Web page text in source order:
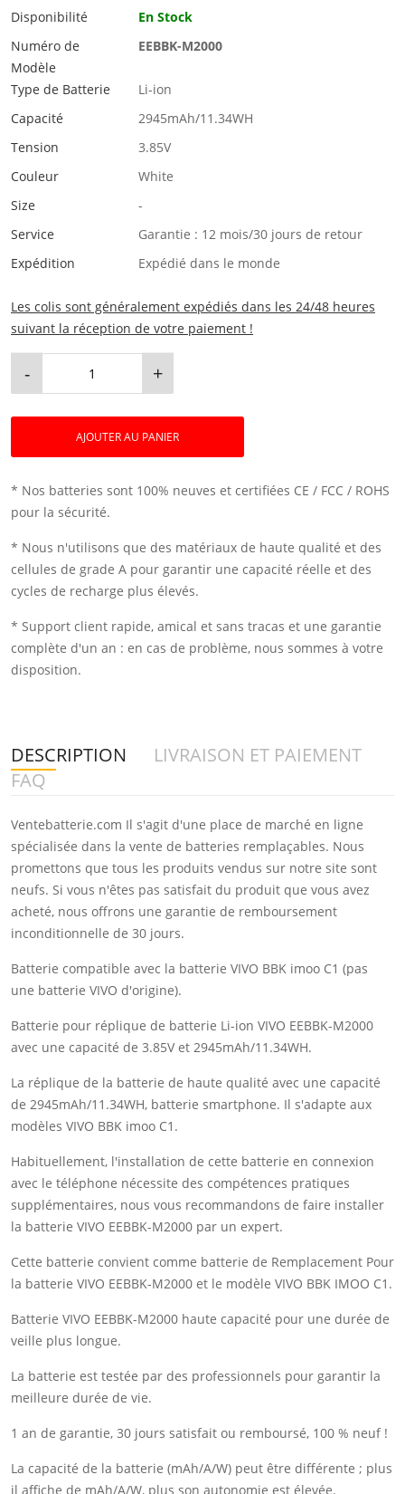
Disponibilité
En Stock
Numéro de
Modèle
EEBBK-M2000
Type de Batterie
Li-ion
Capacité
2945mAh/11.34WH
Tension
3.85V
Couleur
White
Size
-
Service
Garantie : 12 mois/30 jours de retour
Expédition
Expédié dans le monde
Les colis sont généralement expédiés dans les 24/48 heures
suivant la réception de votre paiement !
- +
AJOUTER AU PANIER
* Nos batteries sont 100% neuves et certifiées CE / FCC / ROHS
pour la sécurité.
* Nous n'utilisons que des matériaux de haute qualité et des
cellules de grade A pour garantir une capacité réelle et des
cycles de recharge plus élevés.
* Support client rapide, amical et sans tracas et une garantie
complète d'un an : en cas de problème, nous sommes à votre
disposition.
DESCRIPTION
LIVRAISON ET PAIEMENT
FAQ
Ventebatterie.com Il s'agit d'une place de marché en ligne
spécialisée dans la vente de batteries remplaçables. Nous
promettons que tous les produits vendus sur notre site sont
neufs. Si vous n'êtes pas satisfait du produit que vous avez
acheté, nous offrons une garantie de remboursement
inconditionnelle de 30 jours.
Batterie compatible avec la batterie VIVO BBK imoo C1 (pas
une batterie VIVO d'origine).
Batterie pour réplique de batterie Li-ion VIVO EEBBK-M2000
avec une capacité de 3.85V et 2945mAh/11.34WH.
La réplique de la batterie de haute qualité avec une capacité
de 2945mAh/11.34WH, batterie smartphone. Il s'adapte aux
modèles VIVO BBK imoo C1.
Habituellement, l'installation de cette batterie en connexion
avec le téléphone nécessite des compétences pratiques
supplémentaires, nous vous recommandons de faire installer
la batterie VIVO EEBBK-M2000 par un expert.
Cette batterie convient comme batterie de Remplacement Pour
la batterie VIVO EEBBK-M2000 et le modèle VIVO BBK IMOO C1.
Batterie VIVO EEBBK-M2000 haute capacité pour une durée de
veille plus longue.
La batterie est testée par des professionnels pour garantir la
meilleure durée de vie.
1 an de garantie, 30 jours satisfait ou remboursé, 100 % neuf !
La capacité de la batterie (mAh/A/W) peut être différente ; plus
il affiche de mAh/A/W, plus son autonomie est élevée.